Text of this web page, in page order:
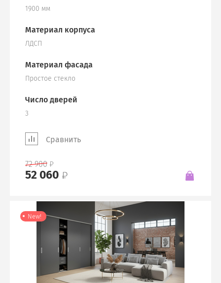
1900 мм
Материал корпуса
ЛДСП
Материал фасада
Простое стекло
Число дверей
3
Сравнить
72 900
52 060
New!